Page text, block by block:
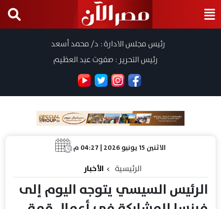
رئيس مجلس الادارة : د/ محمد أسعد
رئيس التحرير : صفوت عبد العظيم
الاثنين 15 يونيو 2026 | 04:27 م
الرئيسية الأخبار
الرئيس السيسي يتوجه اليوم إلى